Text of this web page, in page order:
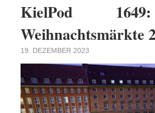
KielPod
Weihnachtsmärkte
19. DEZEMBER 2023